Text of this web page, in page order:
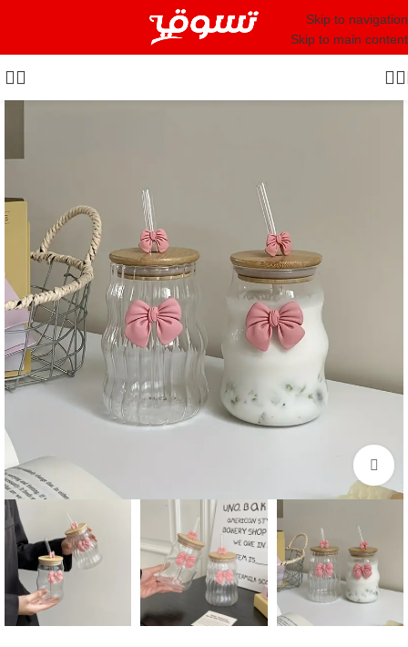
Skip to navigation
Skip to main content
Click to enlarge